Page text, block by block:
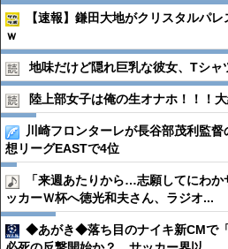
【速報】鎌田大地がクリスタルパ
ｗ
地味だけど隠れ巨乳な彼女、Tシャ
陸上部女子は俺の生オナホ！！！
川崎フロンターレが長谷部茂利監
想リーグEASTで4位
「来週あたりから…志願してにわ
ッカーＷ杯へ徳光和夫さん、ラジオ...
◆あがき◆落ち目のナイキ新CMで